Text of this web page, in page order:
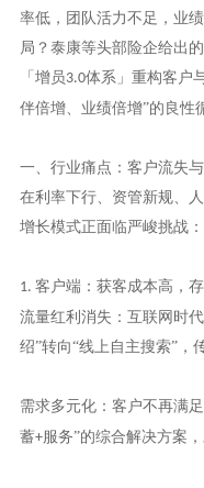
率低，团队活力不足，业
局？泰康等头部险企给出
「增员3.0体系」重构客户
伴倍增、业绩倍增”的良性
一、行业痛点：客户流失
在利率下行、资管新规、
增长模式正面临严峻挑战：
1. 客户端：获客成本高，
流量红利消失：互联网时
绍”转向“线上自主搜索”，
需求多元化：客户不再满
蓄+服务”的综合解决方案